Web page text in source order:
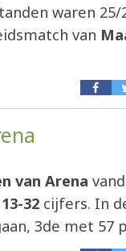
waren 25/
van
van Arena
13-32 cijfers. In
3de met 57